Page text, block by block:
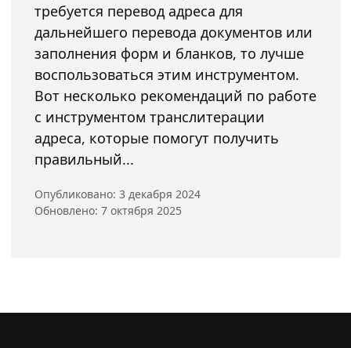
требуется перевод адреса для
дальнейшего перевода документов или
заполнения форм и бланков, то лучше
воспользоваться этим инструментом.
Вот несколько рекомендаций по работе
с инструментом транслитерации
адреса, которые помогут получить
правильный...
Опубликовано: 3 декабря 2024
Обновлено: 7 октября 2025